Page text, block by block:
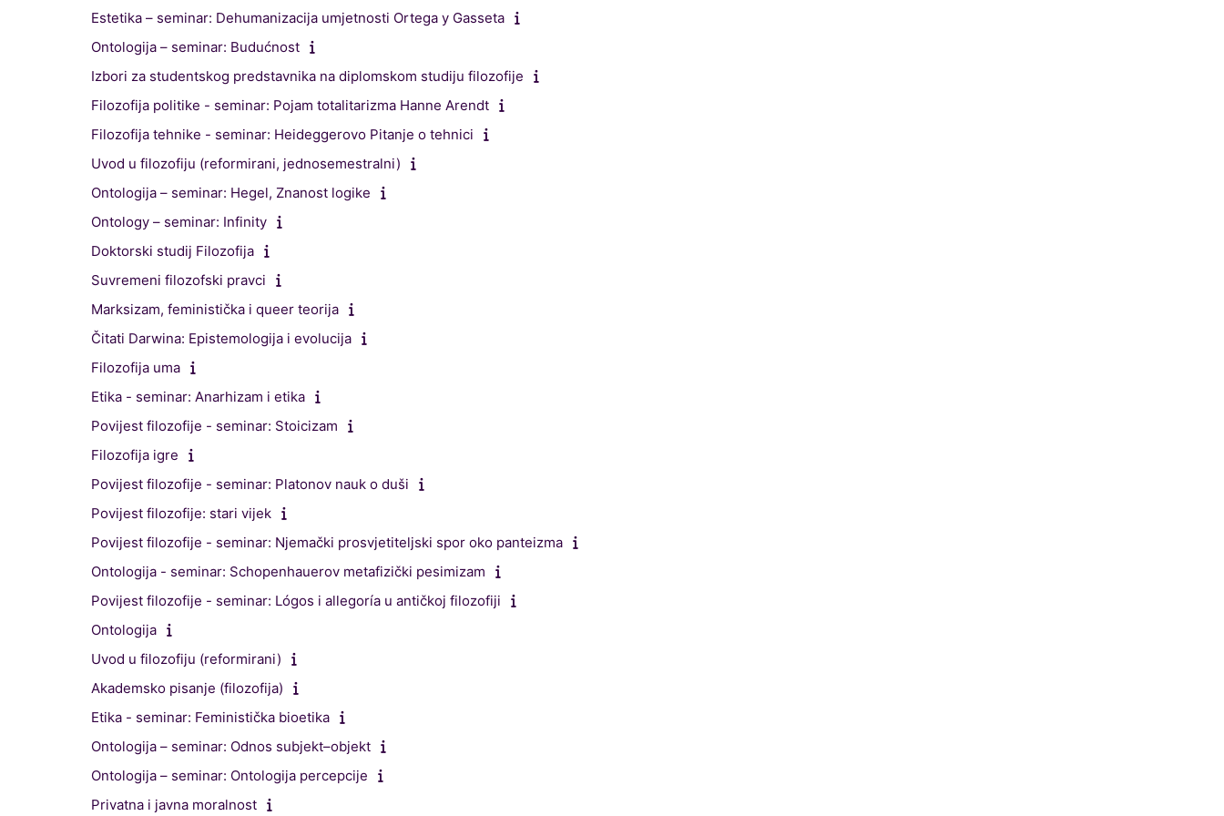
Estetika – seminar: Dehumanizacija umjetnosti Ortega y Gasseta
Ontologija – seminar: Budućnost
Izbori za studentskog predstavnika na diplomskom studiju filozofije
Filozofija politike - seminar: Pojam totalitarizma Hanne Arendt
Filozofija tehnike - seminar: Heideggerovo Pitanje o tehnici
Uvod u filozofiju (reformirani, jednosemestralni)
Ontologija – seminar: Hegel, Znanost logike
Ontology – seminar: Infinity
Doktorski studij Filozofija
Suvremeni filozofski pravci
Marksizam, feministička i queer teorija
Čitati Darwina: Epistemologija i evolucija
Filozofija uma
Etika - seminar: Anarhizam i etika
Povijest filozofije - seminar: Stoicizam
Filozofija igre
Povijest filozofije - seminar: Platonov nauk o duši
Povijest filozofije: stari vijek
Povijest filozofije - seminar: Njemački prosvjetiteljski spor oko panteizma
Ontologija - seminar: Schopenhauerov metafizički pesimizam
Povijest filozofije - seminar: Lógos i allegoría u antičkoj filozofiji
Ontologija
Uvod u filozofiju (reformirani)
Akademsko pisanje (filozofija)
Etika - seminar: Feministička bioetika
Ontologija – seminar: Odnos subjekt–objekt
Ontologija – seminar: Ontologija percepcije
Privatna i javna moralnost